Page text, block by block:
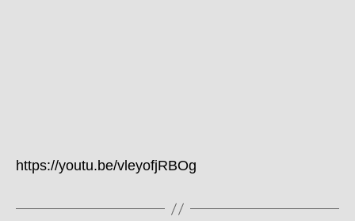
https://youtu.be/vleyofjRBOg